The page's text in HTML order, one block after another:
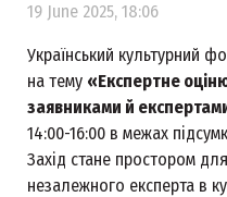
19 June 2025, 18:06
Український культурний
на тему «Експертне
заявниками й
14:00-16:00 в межах
Захід стане простором
незалежного експерта в